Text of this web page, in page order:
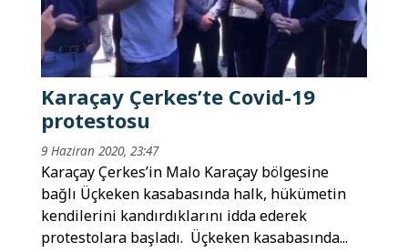
Karaçay Çerkes’te Covid-19
protestosu
9 Haziran 2020, 23:47
Karaçay Çerkes’in Malo Karaçay bölgesine
bağlı Üçkeken kasabasında halk, hükümetin
kendilerini kandırdıklarını idda ederek
protestolara başladı. Üçkeken kasabasında...